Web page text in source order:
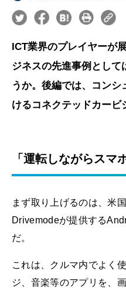
ICT業界のプレイヤーが
ジネスの先進事例として
うか。後編では、コン
けるコネクテッドカービ
「運転しながらスマ
まず取り上げるのは、米
Drivemodeが提供する
だ。
これは、クルマ内でよく
ジ、音楽等のアプリを、